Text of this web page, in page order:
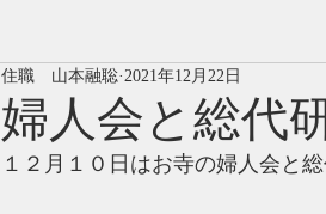
婦人会と総代
住職 山本融聡 2021年12月22日
１２月１０日はお寺の婦人会と